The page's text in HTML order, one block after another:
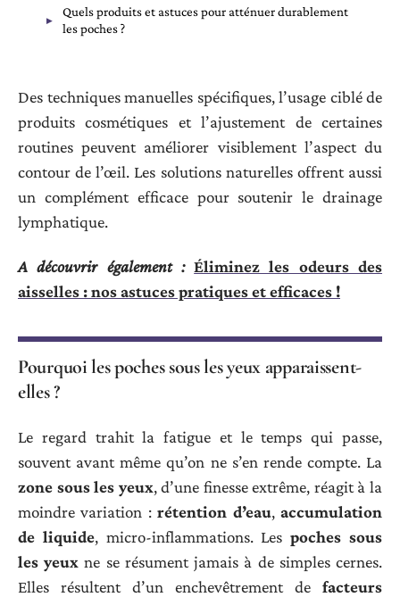
Quels produits et astuces pour atténuer durablement
les poches ?
Des techniques manuelles spécifiques, l’usage ciblé de
produits cosmétiques et l’ajustement de certaines
routines peuvent améliorer visiblement l’aspect du
contour de l’œil. Les solutions naturelles offrent aussi
un complément efficace pour soutenir le drainage
lymphatique.
A découvrir également : Éliminez les odeurs des
aisselles : nos astuces pratiques et efficaces !
Pourquoi les poches sous les yeux apparaissent-
elles ?
Le regard trahit la fatigue et le temps qui passe,
souvent avant même qu’on ne s’en rende compte. La
zone sous les yeux, d’une finesse extrême, réagit à la
moindre variation :rétention d’eau,accumulation
de liquide, micro-inflammations. Lespoches sous
les yeux ne se résument jamais à de simples cernes.
Elles résultent d’un enchevêtrement de facteurs